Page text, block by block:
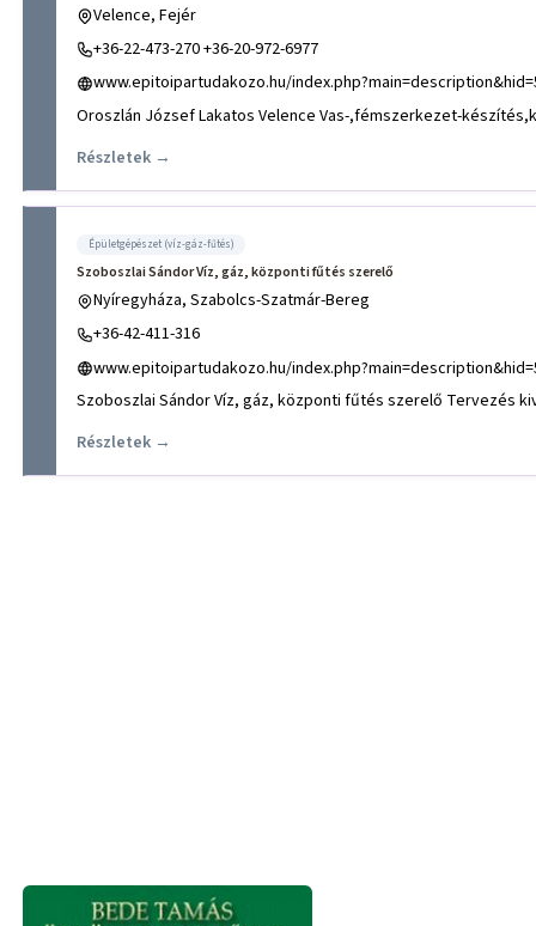
Velence, Fejér
+36-22-473-270 +36-20-972-6977
www.epitoipartudakozo.hu/
Részletek →
Épületgépészet (víz-gáz-fűtés)
Szoboszlai Sándor Víz, gáz, központi fűtés szerelő
Nyíregyháza, Szabolcs-Szatmár-Bereg
+36-42-411-316
www.epitoipartudakozo.hu/
Részletek →